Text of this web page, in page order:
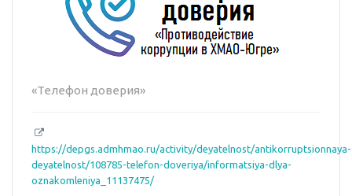
«Телефон доверия»
https://depgs.admhmao.ru/activity/deyatelnost/antikorruptsionnaya-
deyatelnost/108785-telefon-doveriya/informatsiya-dlya-
oznakomleniya_11137475/